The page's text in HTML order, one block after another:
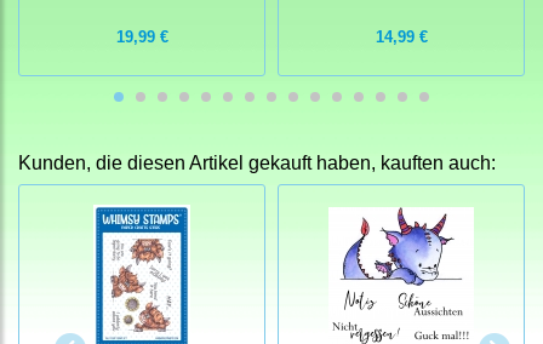
19,99 € 14,99 €
Kunden, die diesen Artikel gekauft haben, kauften auch: